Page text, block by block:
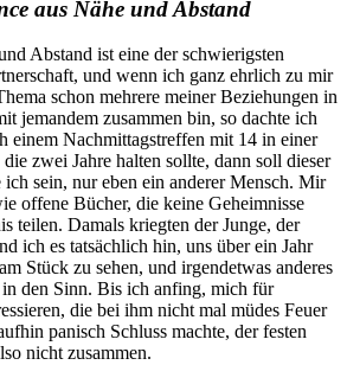
aus Nähe und Abstand
Abstand ist eine der schwierigsten
und wenn ich ganz ehrlich zu mir
schon mehrere meiner Beziehungen in
jemandem zusammen bin, so dachte ich
einem Nachmittagstreffen mit 14 in einer
zwei Jahre halten sollte, dann soll dieser
sein, nur eben ein anderer Mensch. Mir
offene Bücher, die keine Geheimnisse
teilen. Damals kriegten der Junge, der
ich es tatsächlich hin, uns über ein Jahr
Stück zu sehen, und irgendetwas anderes
den Sinn. Bis ich anfing, mich für
die bei ihm nicht mal müdes Feuer
panisch Schluss machte, der festen
nicht zusammen.